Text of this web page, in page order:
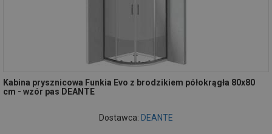
Kabina prysznicowa Funkia Evo z brodzikiem półokrągła 80x80
cm - wzór pas DEANTE
Dostawca: DEANTE